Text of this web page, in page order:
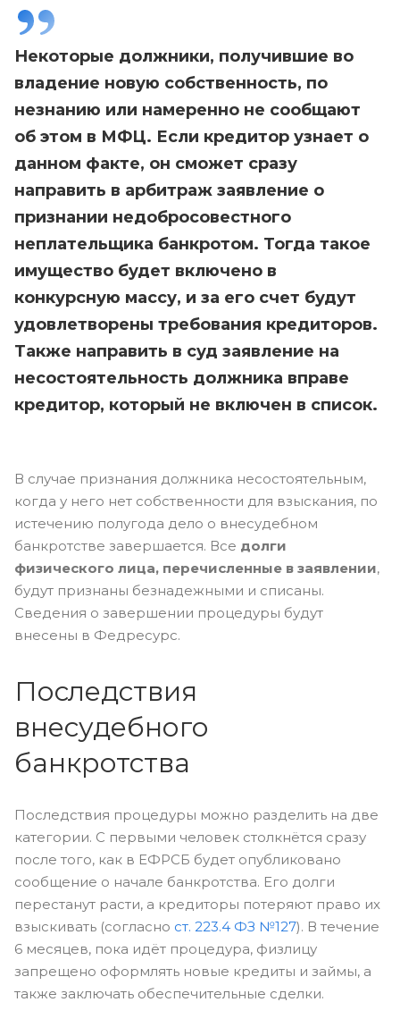
Некоторые должники, получившие во
владение новую собственность, по
незнанию или намеренно не сообщают
об этом в МФЦ. Если кредитор узнает о
данном факте, он сможет сразу
направить в арбитраж заявление о
признании недобросовестного
неплательщика банкротом. Тогда такое
имущество будет включено в
конкурсную массу, и за его счет будут
удовлетворены требования кредиторов.
Также направить в суд заявление на
несостоятельность должника вправе
кредитор, который не включен в список.
В случае признания должника несостоятельным,
когда у него нет собственности для взыскания, по
истечению полугода дело о внесудебном
банкротстве завершается. Все долги
физического лица, перечисленные в заявлении,
будут признаны безнадежными и списаны.
Сведения о завершении процедуры будут
внесены в Федресурс.
Последствия
внесудебного
банкротства
Последствия процедуры можно разделить на две
категории. С первыми человек столкнётся сразу
после того, как в ЕФРСБ будет опубликовано
сообщение о начале банкротства. Его долги
перестанут расти, а кредиторы потеряют право их
взыскивать (согласно ст. 223.4 ФЗ №127). В течение
6 месяцев, пока идёт процедура, физлицу
запрещено оформлять новые кредиты и займы, а
также заключать обеспечительные сделки.